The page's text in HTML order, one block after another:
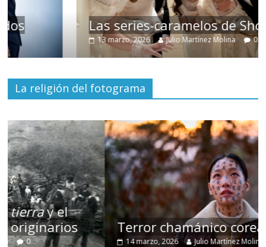
Las series-caramelos de Shondaland
Julio Martínez Molina 0
La religión del fotograma
Terror chamánico coreano
14 marzo, 2026 Julio Martínez Molina 0